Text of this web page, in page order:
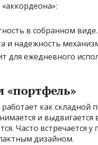
в собранном виде.
и надежность
для ежедневного
как складной
и выдвигается
Часто встречается у
дизайном.